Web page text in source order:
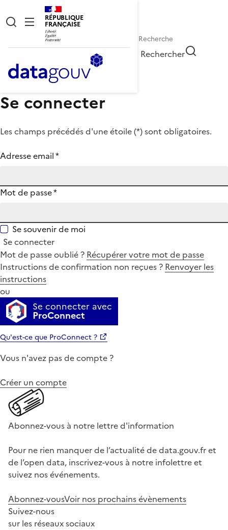
RÉPUBLIQUE
FRANÇAISE
Rechercher
Se connecter
Les champs précédés d'une étoile (*) sont obligatoires.
Adresse email*
Mot de passe*
Se souvenir de moi
Se connecter
Mot de passe oublié ? Récupérer votre mot de passe
Instructions de confirmation non reçues ? Renvoyer les
instructions
ou
Se connecter avec
ProConnect
Qu'est-ce que ProConnect ?
Vous n'avez pas de compte ?
Créer un compte
Abonnez-vous à notre lettre d'information
Pour ne rien manquer de l’actualité de data.gouv.fr et
de l’open data, inscrivez-vous à notre infolettre et
suivez nos événements.
Abonnez-vousVoir nos prochains évènements
Suivez-nous
sur les réseaux sociaux